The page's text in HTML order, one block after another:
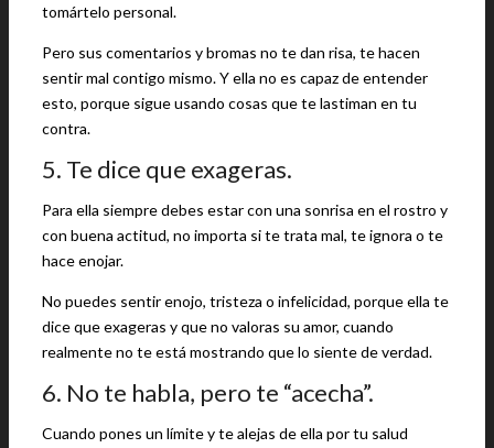
tomártelo personal.
Pero sus comentarios y bromas no te dan risa, te hacen
sentir mal contigo mismo. Y ella no es capaz de entender
esto, porque sigue usando cosas que te lastiman en tu
contra.
5. Te dice que exageras.
Para ella siempre debes estar con una sonrisa en el rostro y
con buena actitud, no importa si te trata mal, te ignora o te
hace enojar.
No puedes sentir enojo, tristeza o infelicidad, porque ella te
dice que exageras y que no valoras su amor, cuando
realmente no te está mostrando que lo siente de verdad.
6. No te habla, pero te “acecha”.
Cuando pones un límite y te alejas de ella por tu salud